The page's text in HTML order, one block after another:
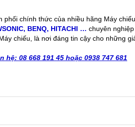
phối chính thức của nhiều hãng Máy
, BENQ, HITACHI … chuyên
chiếu, là nơi đáng tin cậy cho những
hệ: 08 668 191 45 hoặc 0938 747 681